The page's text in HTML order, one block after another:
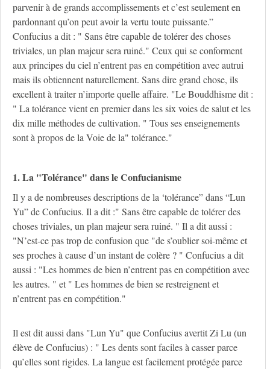
parvenir à de grands accomplissements et c’est seulement en
pardonnant qu’on peut avoir la vertu toute puissante.”
Confucius a dit : " Sans être capable de tolérer des choses
triviales, un plan majeur sera ruiné." Ceux qui se conforment
aux principes du ciel n’entrent pas en compétition avec autrui
mais ils obtiennent naturellement. Sans dire grand chose, ils
excellent à traiter n’importe quelle affaire. "Le Bouddhisme dit :
" La tolérance vient en premier dans les six voies de salut et les
dix mille méthodes de cultivation. " Tous ses enseignements
sont à propos de la Voie de la" tolérance."
1. La "Tolérance" dans le Confucianisme
Il y a de nombreuses descriptions de la ‘tolérance” dans “Lun
Yu” de Confucius. Il a dit :" Sans être capable de tolérer des
choses triviales, un plan majeur sera ruiné. " Il a dit aussi :
"N’est-ce pas trop de confusion que "de s’oublier soi-même et
ses proches à cause d’un instant de colère ? " Confucius a dit
aussi : "Les hommes de bien n’entrent pas en compétition avec
les autres. " et " Les hommes de bien se restreignent et
n’entrent pas en compétition."
Il est dit aussi dans "Lun Yu" que Confucius avertit Zi Lu (un
élève de Confucius) : " Les dents sont faciles à casser parce
qu’elles sont rigides. La langue est facilement protégée parce